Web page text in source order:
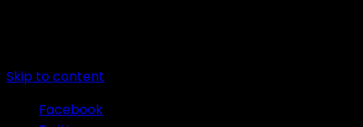
Skip to content
Facebook